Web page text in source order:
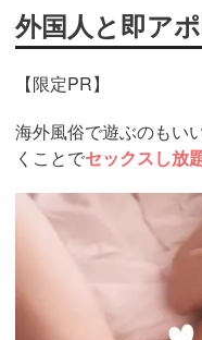
外国人と即ア
【限定PR】
海外風俗で遊ぶのもい
くことでセックスし放
https://pcmax.jp/lp/?
ad_id=rm307152